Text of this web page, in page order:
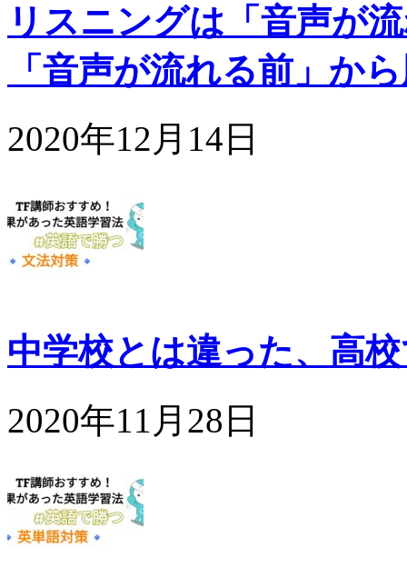
リスニングは「音声が
「音声が流れる前」か
2020年12月14日
中学校とは違った、高
2020年11月28日